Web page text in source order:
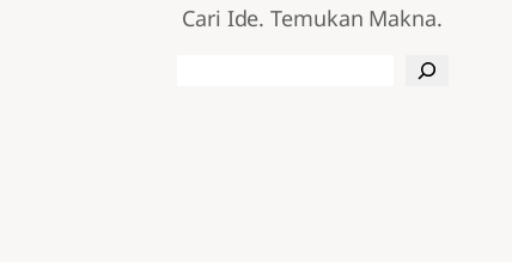
Cari Ide. Temukan Makna.